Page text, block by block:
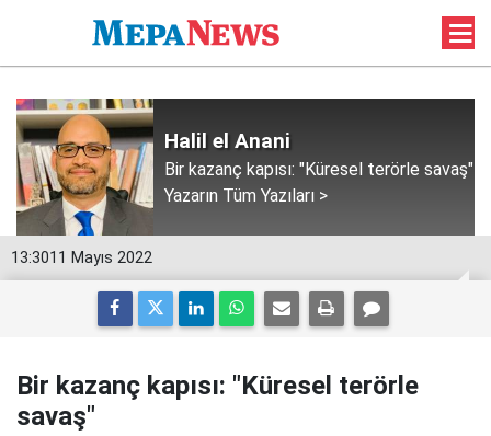
Halil el Anani
Bir kazanç kapısı: "Küresel terörle savaş"
Yazarın Tüm Yazıları >
13:3011 Mayıs 2022
Bir kazanç kapısı: "Küresel terörle
savaş"